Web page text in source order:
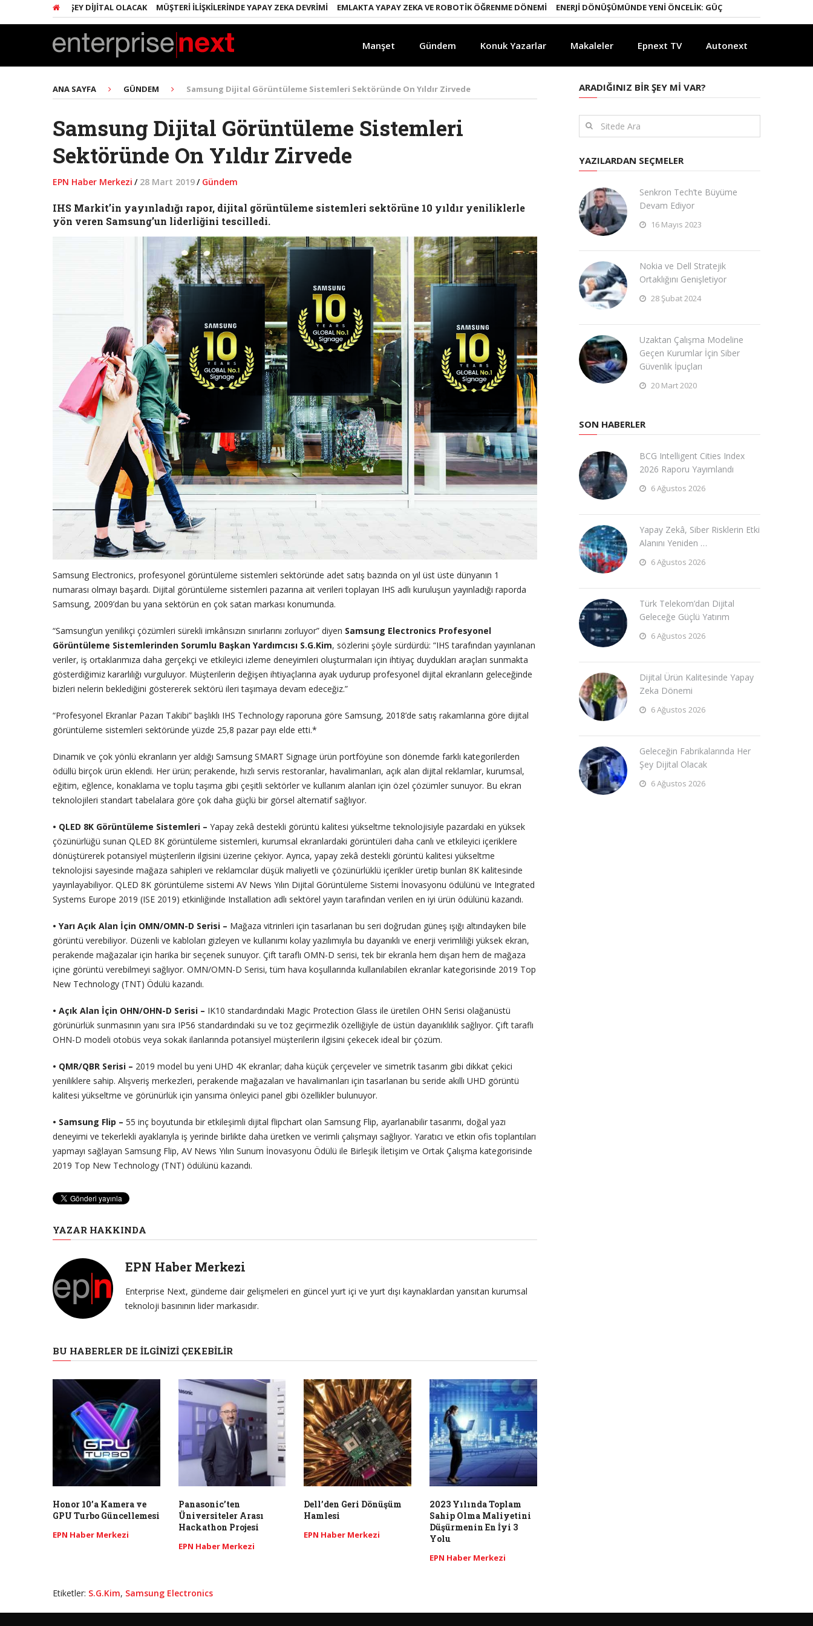
HER ŞEY DIJITAL OLACAK MÜŞTERI İLIŞKILERINDE YAPAY ZEKA DEVRIMI EMLAKTA YAPAY ZEKA VE ROBOTIK ÖĞRENME DÖNEMI ENERJI DÖNÜŞÜMÜNDE YENI ÖNCELIK: GÜÇLÜ ELEKTRIK ŞEBEKELERI
Manşet Gündem Konuk Yazarlar Makaleler Epnext TV Autonext
ANA SAYFA GÜNDEM Samsung Dijital Görüntüleme Sistemleri Sektöründe On Yıldır Zirvede
Samsung Dijital Görüntüleme Sistemleri
Sektöründe On Yıldır Zirvede
EPN Haber Merkezi / 28 Mart 2019/ Gündem
IHS Markit’in yayınladığı rapor, dijital görüntüleme sistemleri sektörüne 10 yıldır yeniliklerle
yön veren Samsung’un liderliğini tescilledi.
Samsung Electronics, profesyonel görüntüleme sistemleri sektöründe adet satış bazında on yıl üst üste dünyanın 1
numarası olmayı başardı. Dijital görüntüleme sistemleri pazarına ait verileri toplayan IHS adlı kuruluşun yayınladığı raporda
Samsung, 2009’dan bu yana sektörün en çok satan markası konumunda.
“Samsung’un yenilikçi çözümleri sürekli imkânsızın sınırlarını zorluyor” diyen Samsung Electronics Profesyonel
Görüntüleme Sistemlerinden Sorumlu Başkan Yardımcısı S.G.Kim, sözlerini şöyle sürdürdü: “IHS tarafından yayınlanan
veriler, iş ortaklarımıza daha gerçekçi ve etkileyici izleme deneyimleri oluşturmaları için ihtiyaç duydukları araçları sunmakta
gösterdiğimiz kararlılığı vurguluyor. Müşterilerin değişen ihtiyaçlarına ayak uydurup profesyonel dijital ekranların geleceğinde
bizleri nelerin beklediğini göstererek sektörü ileri taşımaya devam edeceğiz.”
“Profesyonel Ekranlar Pazarı Takibi” başlıklı IHS Technology raporuna göre Samsung, 2018’de satış rakamlarına göre dijital
görüntüleme sistemleri sektöründe yüzde 25,8 pazar payı elde etti.*
Dinamik ve çok yönlü ekranların yer aldığı Samsung SMART Signage ürün portföyüne son dönemde farklı kategorilerden
ödüllü birçok ürün eklendi. Her ürün; perakende, hızlı servis restoranlar, havalimanları, açık alan dijital reklamlar, kurumsal,
eğitim, eğlence, konaklama ve toplu taşıma gibi çeşitli sektörler ve kullanım alanları için özel çözümler sunuyor. Bu ekran
teknolojileri standart tabelalara göre çok daha güçlü bir görsel alternatif sağlıyor.
• QLED 8K Görüntüleme Sistemleri – Yapay zekâ destekli görüntü kalitesi yükseltme teknolojisiyle pazardaki en yüksek
çözünürlüğü sunan QLED 8K görüntüleme sistemleri, kurumsal ekranlardaki görüntüleri daha canlı ve etkileyici içeriklere
dönüştürerek potansiyel müşterilerin ilgisini üzerine çekiyor. Ayrıca, yapay zekâ destekli görüntü kalitesi yükseltme
teknolojisi sayesinde mağaza sahipleri ve reklamcılar düşük maliyetli ve çözünürlüklü içerikler üretip bunları 8K kalitesinde
yayınlayabiliyor. QLED 8K görüntüleme sistemi AV News Yılın Dijital Görüntüleme Sistemi İnovasyonu ödülünü ve Integrated
Systems Europe 2019 (ISE 2019) etkinliğinde Installation adlı sektörel yayın tarafından verilen en iyi ürün ödülünü kazandı.
• Yarı Açık Alan İçin OMN/OMN-D Serisi – Mağaza vitrinleri için tasarlanan bu seri doğrudan güneş ışığı altındayken bile
görüntü verebiliyor. Düzenli ve kabloları gizleyen ve kullanımı kolay yazılımıyla bu dayanıklı ve enerji verimliliği yüksek ekran,
perakende mağazalar için harika bir seçenek sunuyor. Çift taraflı OMN-D serisi, tek bir ekranla hem dışarı hem de mağaza
içine görüntü verebilmeyi sağlıyor. OMN/OMN-D Serisi, tüm hava koşullarında kullanılabilen ekranlar kategorisinde 2019 Top
New Technology (TNT) Ödülü kazandı.
• Açık Alan İçin OHN/OHN-D Serisi – IK10 standardındaki Magic Protection Glass ile üretilen OHN Serisi olağanüstü
görünürlük sunmasının yanı sıra IP56 standardındaki su ve toz geçirmezlik özelliğiyle de üstün dayanıklılık sağlıyor. Çift taraflı
OHN-D modeli otobüs veya sokak ilanlarında potansiyel müşterilerin ilgisini çekecek ideal bir çözüm.
• QMR/QBR Serisi – 2019 model bu yeni UHD 4K ekranlar; daha küçük çerçeveler ve simetrik tasarım gibi dikkat çekici
yeniliklere sahip. Alışveriş merkezleri, perakende mağazaları ve havalimanları için tasarlanan bu seride akıllı UHD görüntü
kalitesi yükseltme ve görünürlük için yansıma önleyici panel gibi özellikler bulunuyor.
• Samsung Flip – 55 inç boyutunda bir etkileşimli dijital flipchart olan Samsung Flip, ayarlanabilir tasarımı, doğal yazı
deneyimi ve tekerlekli ayaklarıyla iş yerinde birlikte daha üretken ve verimli çalışmayı sağlıyor. Yaratıcı ve etkin ofis toplantıları
yapmayı sağlayan Samsung Flip, AV News Yılın Sunum İnovasyonu Ödülü ile Birleşik İletişim ve Ortak Çalışma kategorisinde
2019 Top New Technology (TNT) ödülünü kazandı.
YAZAR HAKKINDA
EPN Haber Merkezi
Enterprise Next, gündeme dair gelişmeleri en güncel yurt içi ve yurt dışı kaynaklardan yansıtan kurumsal
teknoloji basınının lider markasıdır.
BU HABERLER DE İLGINIZI ÇEKEBILIR
Honor 10’a Kamera ve
GPU Turbo Güncellemesi
EPN Haber Merkezi
Panasonic’ten
Üniversiteler Arası
Hackathon Projesi
EPN Haber Merkezi
Dell’den Geri Dönüşüm
Hamlesi
EPN Haber Merkezi
2023 Yılında Toplam
Sahip Olma Maliyetini
Düşürmenin En İyi 3
Yolu
EPN Haber Merkezi
Etiketler: S.G.Kim, Samsung Electronics
ARADIĞINIZ BIR ŞEY MI VAR?
YAZILARDAN SEÇMELER
Senkron Tech’te Büyüme
Devam Ediyor
16 Mayıs 2023
Nokia ve Dell Stratejik
Ortaklığını Genişletiyor
28 Şubat 2024
Uzaktan Çalışma Modeline
Geçen Kurumlar İçin Siber
Güvenlik İpuçları
20 Mart 2020
SON HABERLER
BCG Intelligent Cities Index
2026 Raporu Yayımlandı
6 Ağustos 2026
Yapay Zekâ, Siber Risklerin Etki
Alanını Yeniden …
6 Ağustos 2026
Türk Telekom’dan Dijital
Geleceğe Güçlü Yatırım
6 Ağustos 2026
Dijital Ürün Kalitesinde Yapay
Zeka Dönemi
6 Ağustos 2026
Geleceğin Fabrikalarında Her
Şey Dijital Olacak
6 Ağustos 2026